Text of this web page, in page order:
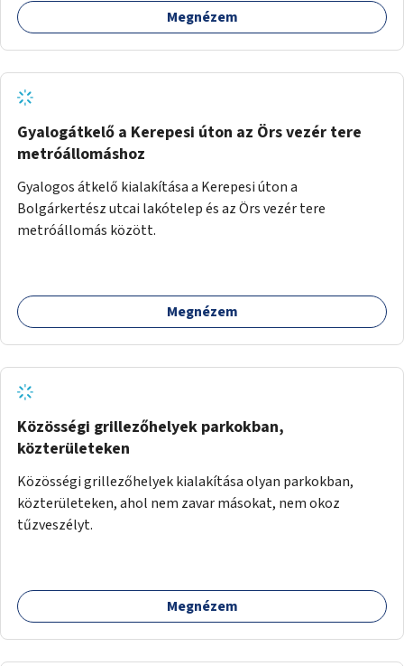
Megnézem
Gyalogátkelő a Kerepesi úton az Örs vezér tere
metróállomáshoz
Gyalogos átkelő kialakítása a Kerepesi úton a
Bolgárkertész utcai lakótelep és az Örs vezér tere
metróállomás között.
Megnézem
Közösségi grillezőhelyek parkokban,
közterületeken
Közösségi grillezőhelyek kialakítása olyan parkokban,
közterületeken, ahol nem zavar másokat, nem okoz
tűzveszélyt.
Megnézem